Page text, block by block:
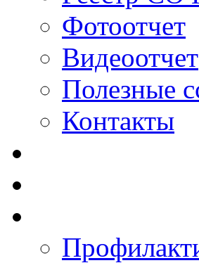
Фотоотчет
Видеоотчет
Полезные
Контакты